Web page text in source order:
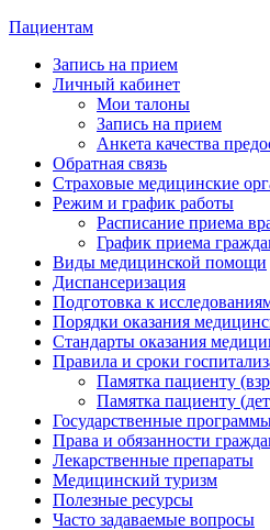
Пациентам
Запись на прием
Личный кабинет
Мои талоны
Запись на прием
Анкета качества
Обратная связь
Страховые медицинские
Режим и график работы
Расписание приема
График приема
Виды медицинской помощи
Диспансеризация
Подготовка к
Порядки оказания
Стандарты оказания
Правила и сроки
Памятка пациенту
Памятка пациенту
Государственные
Права и обязанности
Лекарственные препараты
Медицинский туризм
Полезные ресурсы
Часто задаваемые вопросы